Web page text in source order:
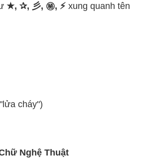
★, ✰, 彡, ㊙, ⚡ xung quanh tên
cháy")
Nghệ Thuật